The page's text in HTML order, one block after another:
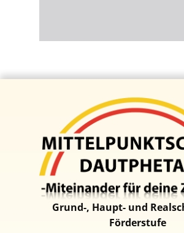
Grund-, Haupt- und
Förderstufe